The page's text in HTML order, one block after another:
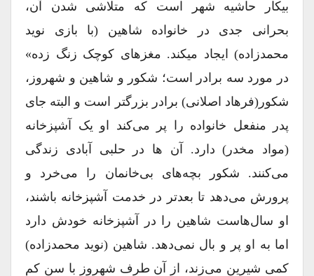
بیکار حاشیه شهر است که متلاشی شدن آن،
بحرانی جدی در خانواده شاهین (با بازی نوید
محمدزاده) ایجاد میکند. مغزهای کوچک زنگ زده»
در مورد سه برادر است؛ شکور و شاهین و شهروز،
شکور(فرهاد اصلانی) برادر بزرگتر است و البته جای
پدر منفعل خانواده را پر می‌کند او یک آشپزخانه
(مواد مخدر) دارد. آن ها در حلبی آبادی زندگی
می‌کنند. شکور بچه‌های بی‌خانمان را می‌خرد و
پرورش می‌دهد تا بعدتر در خدمت آشپزخانه باشند،
او سال‌هاست شاهین را در آشپزخانه خودش دارد
اما به او پر و بال نمی‌دهد. شاهین (نوید محمدزاده)
کمی شیرین می‌زند، از آن طرف شهروز با سن کم